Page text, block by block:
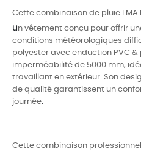
Cette combinaison de pluie LMA
un vêtement conçu pour offrir
conditions météorologiques
polyester avec enduction PVC
imperméabilité de 5000 mm,
travaillant en extérieur. Son
de qualité garantissent un
journée.
Cette combinaison